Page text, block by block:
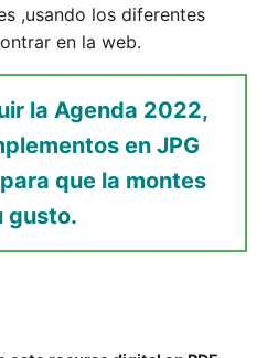
,usando los diferentes
en la web.
la Agenda 2022,
en JPG
que la montes
gusto.